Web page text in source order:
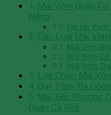
Mái Vòm Quán
Năng
Lợi Ích Vượt
Các Loại Mái
Mái Vòm
Mái Vòm
Mái Vòm
Lựa Chọn Mái
Quy Trình Thi
Mái Xếp Phương
Quán Cà Phê